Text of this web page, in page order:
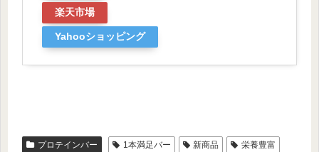
楽天市場
Yahooショッピング
プロテインバー 1本満足バー 新商品
栄養豊富